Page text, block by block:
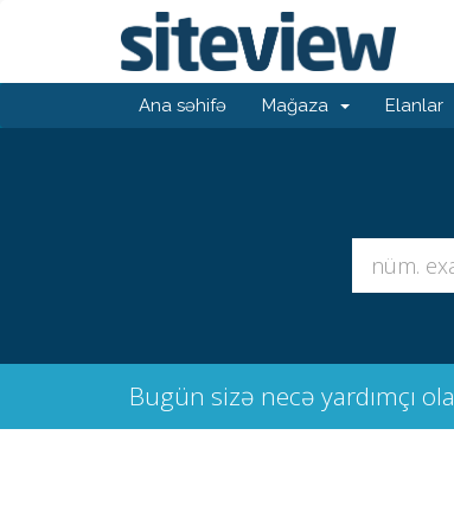
Ana səhifə Mağaza Elanlar
Bugün sizə necə yardımçı